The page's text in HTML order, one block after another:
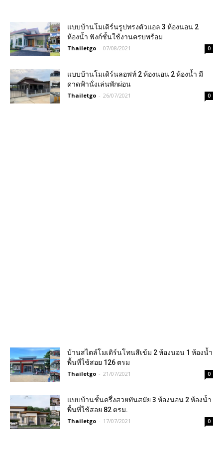
แบบบ้านโมเดิร์นรูปทรงตัวแอล 3 ห้องนอน 2
ห้องน้ำ ฟังก์ชั้นใช้งานครบพร้อม
Thailetgo - 07/08/2021 0
แบบบ้านโมเดิร์นลอฟท์ 2 ห้องนอน 2 ห้องน้ำ มี
ดาดฟ้านั่งเล่นพักผ่อน
Thailetgo - 26/07/2021 0
บ้านสไตล์โมเดิร์นโทนสีเข้ม 2 ห้องนอน 1 ห้องน้ำ
พื้นที่ใช้สอย 126 ตรม
Thailetgo - 21/07/2021 0
แบบบ้านชั้นครึ่งสวยทันสมัย 3 ห้องนอน 2 ห้องน้ำ
พื้นที่ใช้สอย 82 ตรม.
Thailetgo - 17/07/2021 0